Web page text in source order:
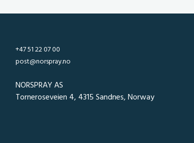
+47 51 22 07 00
post@norspray.no
NORSPRAY AS
Torneroseveien 4, 4315 Sandnes, Norway